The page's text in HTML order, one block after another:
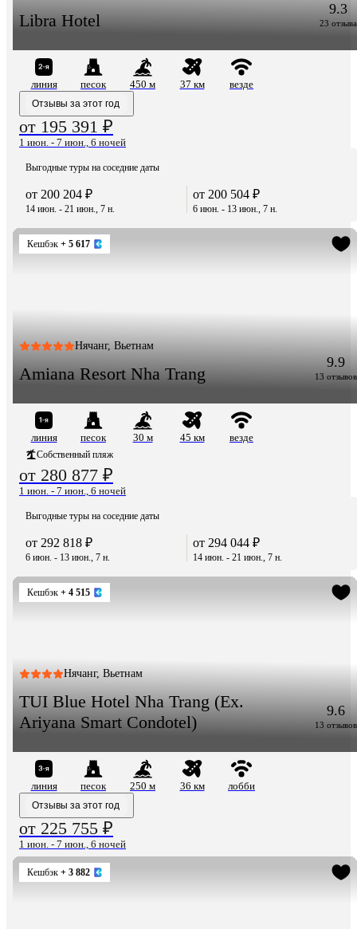
Libra Hotel
9.3
23 отзыва
линия песок 450 м 37 км
везде
Отзывы за этот год
от 195 391 ₽
1 июн. - 7 июн., 6 ночей
Выгодные туры на соседние даты
от 200 204 ₽
14 июн. - 21 июн., 7 н.
от 200 504 ₽
6 июн. - 13 июн., 7 н.
Кешбэк + 5 617
Нячанг, Вьетнам
Amiana Resort Nha Trang
9.9
13 отзывов
линия песок 30 м 45 км
везде
Собственный пляж
от 280 877 ₽
1 июн. - 7 июн., 6 ночей
Выгодные туры на соседние даты
от 292 818 ₽
6 июн. - 13 июн., 7 н.
от 294 044 ₽
14 июн. - 21 июн., 7 н.
Кешбэк + 4 515
Нячанг, Вьетнам
TUI Blue Hotel Nha Trang (Ex.
Ariyana Smart Condotel)
9.6
13 отзывов
линия песок 250 м 36 км
лобби
Отзывы за этот год
от 225 755 ₽
1 июн. - 7 июн., 6 ночей
Кешбэк + 3 882